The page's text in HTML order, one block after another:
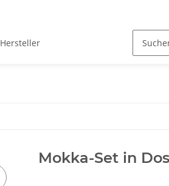
Hersteller
Mokka-Set in